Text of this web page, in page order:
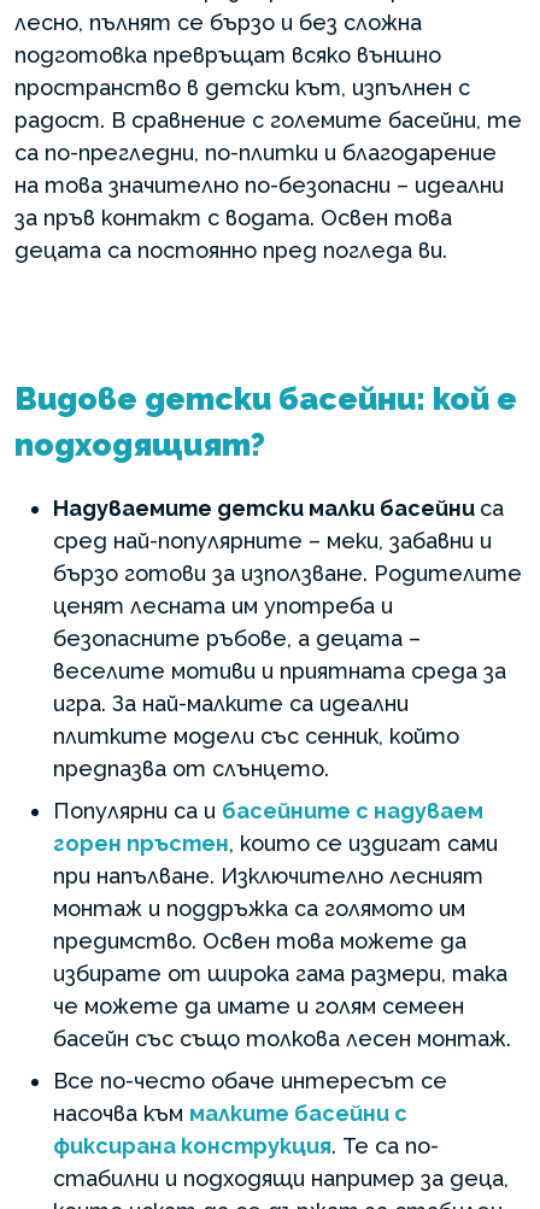
лесно, пълнят се бързо и без сложна
подготовка превръщат всяко външно
пространство в детски кът, изпълнен с
радост. В сравнение с големите басейни, те
са по-прегледни, по-плитки и благодарение
на това значително по-безопасни – идеални
за пръв контакт с водата. Освен това
децата са постоянно пред погледа ви.
Видове детски басейни: кой е
подходящият?
Надуваемите детски малки басейни са
сред най-популярните – меки, забавни и
бързо готови за използване. Родителите
ценят лесната им употреба и
безопасните ръбове, а децата –
веселите мотиви и приятната среда за
игра. За най-малките са идеални
плитките модели със сенник, който
предпазва от слънцето.
Популярни са и басейните с надуваем
горен пръстен, които се издигат сами
при напълване. Изключително лесният
монтаж и поддръжка са голямото им
предимство. Освен това можете да
избирате от широка гама размери, така
че можете да имате и голям семеен
басейн със също толкова лесен монтаж.
Все по-често обаче интересът се
насочва към малките басейни с
фиксирана конструкция. Те са по-
стабилни и подходящи например за деца,